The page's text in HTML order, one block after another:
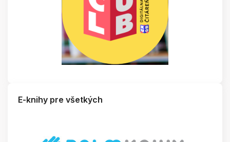
E-knihy pre všetkých